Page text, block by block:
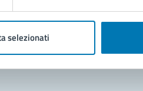
selezionati